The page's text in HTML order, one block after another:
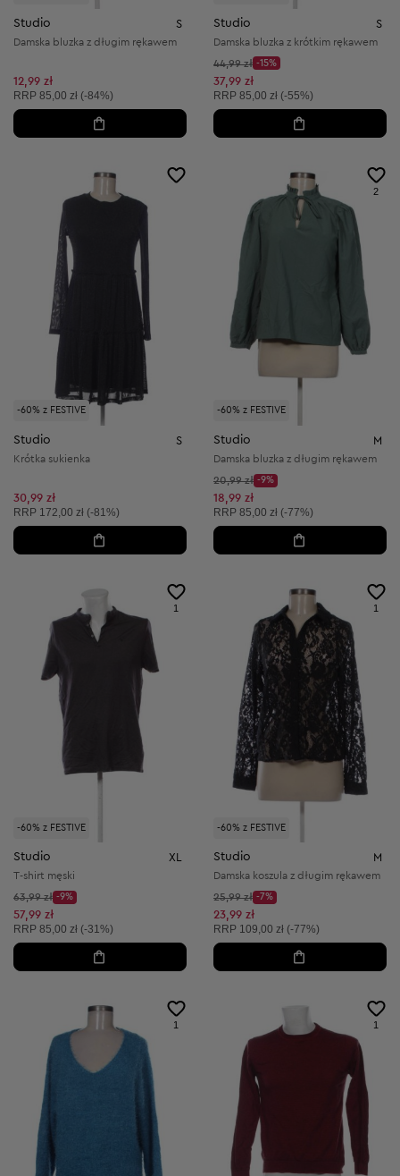
Studio S
Damska bluzka z długim rękawem
12,99 zł
Cena sugerowana:
RRP 85,00 zł (-84%)
Studio S
Damska bluzka z krótkim rękawem
Cena początkowa:
44,99 zł
Discount Price:
-15%
Obniżona cena:
37,99 zł
Cena sugerowana:
RRP 85,00 zł (-55%)
-60% z FESTIVE
Studio S
Krótka sukienka
30,99 zł
Cena sugerowana:
RRP 172,00 zł (-81%)
-60% z FESTIVE
2
Studio M
Damska bluzka z długim rękawem
Cena początkowa:
20,99 zł
Discount Price:
-9%
Obniżona cena:
18,99 zł
Cena sugerowana:
RRP 85,00 zł (-77%)
-60% z FESTIVE
1
Studio XL
T-shirt męski
Cena początkowa:
63,99 zł
Discount Price:
-9%
Obniżona cena:
57,99 zł
Cena sugerowana:
RRP 85,00 zł (-31%)
-60% z FESTIVE
1
Studio M
Damska koszula z długim rękawem
Cena początkowa:
25,99 zł
Discount Price:
-7%
Obniżona cena:
23,99 zł
Cena sugerowana:
RRP 109,00 zł (-77%)
1 1